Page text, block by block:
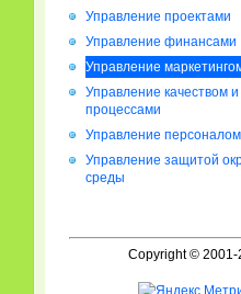
Управление проектами
Управление финансами
Управление
Управление качеством
процессами
Управление персоналом
Управление защитой
среды
Copyright © 2001-